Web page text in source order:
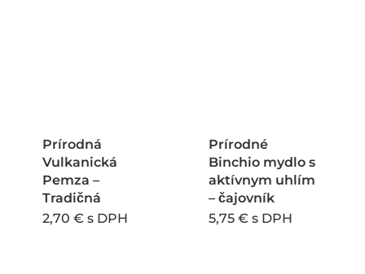
stránke
Prírodná
Vulkanická
Pemza –
Tradičná
2,70 € s DPH
Prírodné
Binchio mydlo s
aktívnym uhlím
– čajovník
5,75€ s DPH